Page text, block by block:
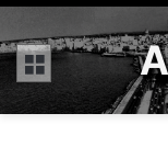
Menú